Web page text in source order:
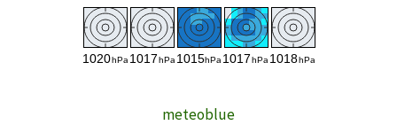
Chaque soir, Jérémy Brossard vous accompagne de 22h
à 00h dans BFM Grand Soir.
Lire la suite →
meteoblue